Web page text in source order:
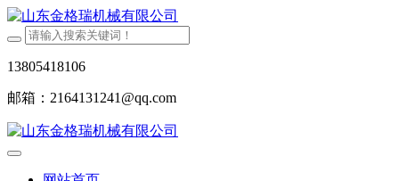
13805418106
邮箱：2164131241@qq.com